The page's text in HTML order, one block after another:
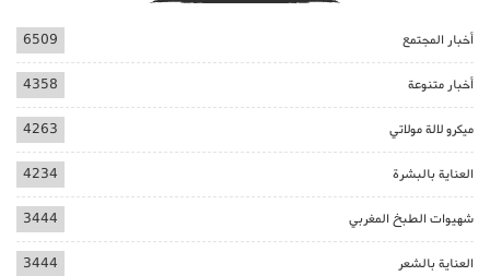
أخبار المجتمع 6509
أخبار متنوعة 4358
ميكرو لالة مولاتي 4263
العناية بالبشرة 4234
شهيوات الطبخ المغربي 3444
العناية بالشعر 3444